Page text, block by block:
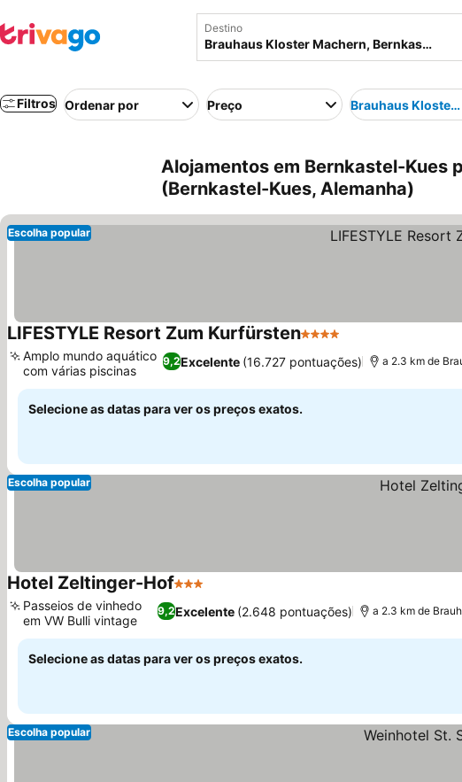
Destino
Filtros Ordenar por Preço Brauhaus Kloster
Alojamentos em Bernkastel-Kues
(Bernkastel-Kues, Alemanha)
Escolha popular
LIFESTYLE Resort Zum Kurfürsten4 Estrelas
9,2Excelente (16.727 pontuações)
Amplo mundo aquático
com várias piscinas
a 2.3 km de
Selecione as datas para ver os preços exatos.
Escolha popular
Hotel Zeltinger-Hof3 Estrelas
9,2Excelente (2.648 pontuações)
Passeios de vinhedo
em VW Bulli vintage
a 2.3 km de
Selecione as datas para ver os preços exatos.
Escolha popular